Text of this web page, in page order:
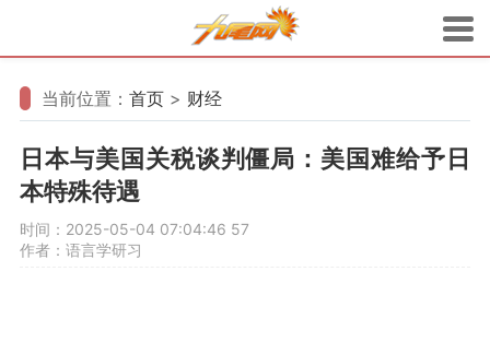
当前位置： 首页 > 财经
日本与美国关税谈判僵局：美国难给予日
本特殊待遇
时间：2025-05-04 07:04:46 57
作者：语言学研习